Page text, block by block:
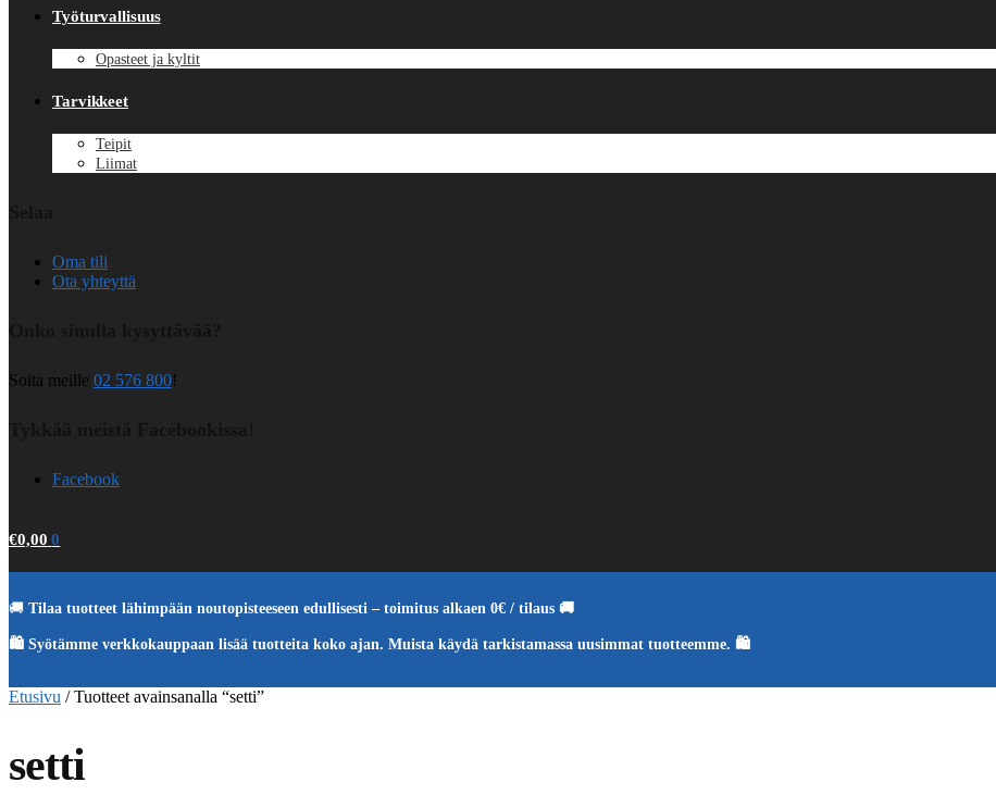
Työturvallisuus
Opasteet ja kyltit
Tarvikkeet
Teipit
Liimat
Oma tili
Ota yhteyttä
Soita meille 02 576 800!
Facebook
€0,00 0
🚚 Tilaa tuotteet lähimpään noutopisteeseen edullisesti – toimitus alkaen 0€ / tilaus 🚚
🛍️ Syötämme verkkokauppaan lisää tuotteita koko ajan. Muista käydä tarkistamassa uusimmat tuotteemme. 🛍️
Etusivu /Tuotteet avainsanalla “setti”
setti